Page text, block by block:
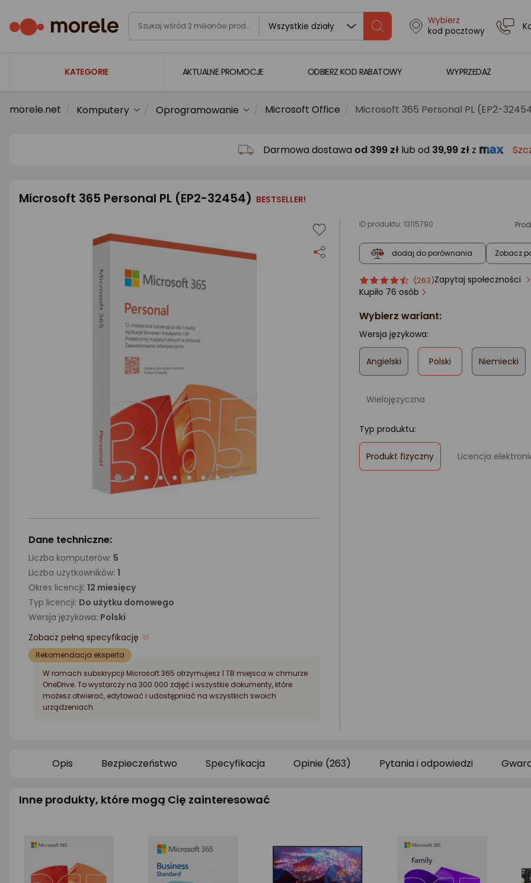
Wszystkie działy
Wybierz
kod pocztowy
KATEGORIE
Laptopy
Smartfony i smartwatche
AKTUALNE PROMOCJE ODBIERZ KOD RABATOWY WYPRZEDAŻ
morele.net Komputery Oprogramowanie Microsoft Office Microsoft 365 Personal PL (EP2-
Darmowa dostawa od 399 zł lub od 39,99 zł z
Microsoft 365 Personal PL (EP2-32454) BESTSELLER!
ID produktu: 13115790
dodaj do porównania Zobacz
ocena
produktu
gwiazdki
Ocena
produktu
(263)Zapytaj społeczności
Kupiło 76 osób
Wybierz wariant:
Wersja językowa:
Angielski Polski
zaznaczone
Niemiecki
Wielojęzyczna
Typ produktu:
Produkt fizyczny
zaznaczone
Licencja
Dane techniczne:
Liczba komputerów: 5
Liczba użytkowników: 1
Okres licencji: 12 miesięcy
Typ licencji: Do użytku domowego
Wersja językowa: Polski
Zobacz pełną specyfikację
Rekomendacja eksperta
W ramach subskrypcji Microsoft 365 otrzymujesz 1 TB miejsca w chmurze
OneDrive. To wystarczy na 300 000 zdjęć i wszystkie dokumenty, które
możesz otwierać, edytować i udostępniać na wszystkich swoich
urządzeniach.
Opis Bezpieczeństwo Specyfikacja Opinie (263) Pytania i odpowiedzi
Inne produkty, które mogą Cię zainteresować